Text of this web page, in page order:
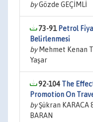
byGözde GEÇİMLİ
73-91 Petrol
Beli̇rlenmesi̇
byMehmet Kenan
Yaşar
92-104 The
Promotion On
byŞükran KARACA
BARAN